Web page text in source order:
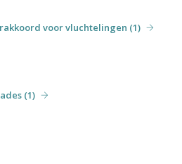
voor vluchtelingen (1)
(1)